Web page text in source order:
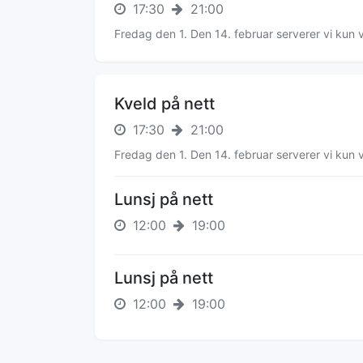
17:30 21:00
Fredag den 1. Den 14. februar serverer vi kun
Kveld på nett
17:30 21:00
Fredag den 1. Den 14. februar serverer vi kun
Lunsj på nett
12:00 19:00
Lunsj på nett
12:00 19:00